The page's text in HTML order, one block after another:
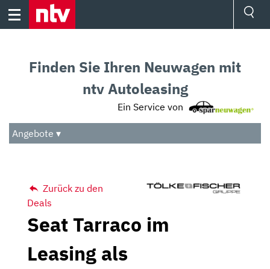
Skip
Audio
Das Beste
Finden Sie Ihren Neuwagen mit
ntv Autoleasing
Ein Service von
Angebote ▾
Zurück zu den
Deals
Seat Tarraco im
Leasing als